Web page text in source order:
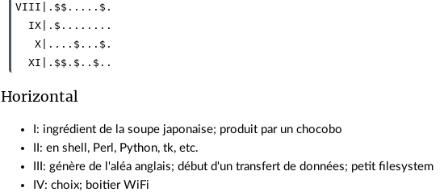
VIII|.$$.....$.
  IX|.$........
   X|....$...$.
Horizontal
I: ingrédient de la soupe japonaise; produit par un chocobo
II: en shell, Perl, Python, tk, etc.
III: génère de l'aléa anglais; début d'un transfert de données; petit filesystem
IV: choix; boitier WiFi